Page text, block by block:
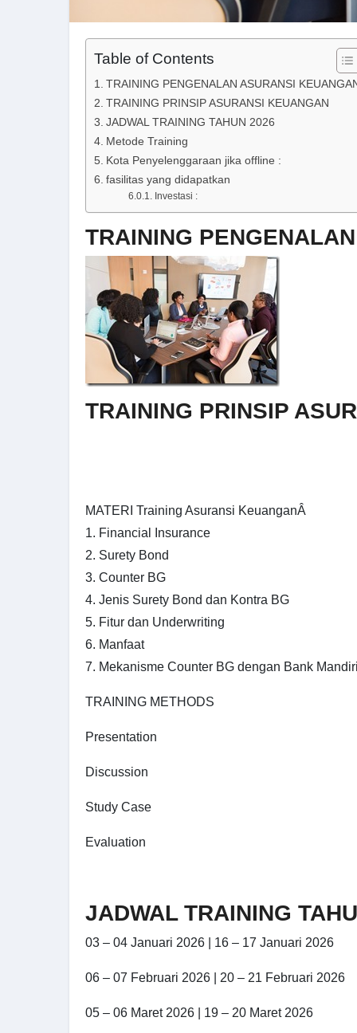
Table of Contents
TRAINING PENGENALAN ASURANSI
TRAINING PRINSIP ASURANSI KEUANGAN
JADWAL TRAINING TAHUN 2026
Metode Training
Kota Penyelenggaraan jika offline :
fasilitas yang didapatkan
Investasi :
TRAINING
TRAINING PRINSIP
MATERI Training Asuransi KeuanganÂ
1. Financial Insurance
2. Surety Bond
3. Counter BG
4. Jenis Surety Bond dan Kontra BG
5. Fitur dan Underwriting
6. Manfaat
7. Mekanisme Counter BG dengan Bank
TRAINING METHODS
Presentation
Discussion
Study Case
Evaluation
JADWAL TRAINING
03 – 04 Januari 2026 | 16 – 17 Januari 2026
06 – 07 Februari 2026 | 20 – 21 Februari 2026
05 – 06 Maret 2026 | 19 – 20 Maret 2026